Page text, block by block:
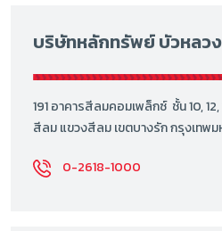
บริษัทหลักทรัพย์ บัวหลว
191 อาคารสีลมคอมเพล็กซ์ ชั้น 10,
สีลม แขวงสีลม เขตบางรัก กรุงเทพ
0-2618-1000